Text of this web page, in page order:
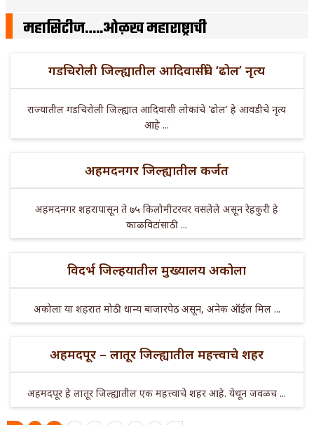
महासिटीज…..ओळख महाराष्ट्राची
गडचिरोली जिल्ह्यातील आदिवासींचे ‘ढोल’ नृत्य
राज्यातील गडचिरोली जिल्ह्यात आदिवासी लोकांचे 'ढोल' हे आवडीचे नृत्य
आहे ...
अहमदनगर जिल्ह्यातील कर्जत
अहमदनगर शहरापासून ते ७५ किलोमीटरवर वसलेले असून रेहकुरी हे
काळविटांसाठी ...
विदर्भ जिल्हयातील मुख्यालय अकोला
अकोला या शहरात मोठी धान्य बाजारपेठ असून, अनेक ऑईल मिल ...
अहमदपूर – लातूर जिल्ह्यातील महत्त्वाचे शहर
अहमदपूर हे लातूर जिल्ह्यातील एक महत्त्वाचे शहर आहे. येथून जवळच ...